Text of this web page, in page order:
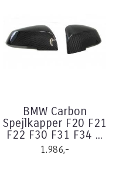
BMW Carbon
Spejlkapper F20 F21
F22 F30 F31 F34 ...
1.986,-